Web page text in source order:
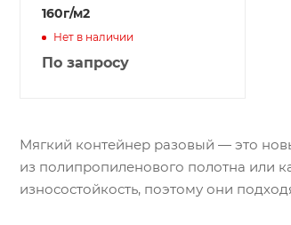
160г/м2
Нет в наличии
По запросу
Мягкий контейнер разовый — это
из полипропиленового полотна или
износостойкость, поэтому они